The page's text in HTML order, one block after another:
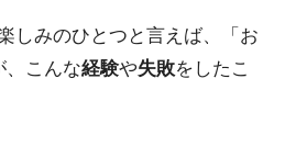
しみのひとつと言えば、「お
、こんな経験や失敗をしたこ